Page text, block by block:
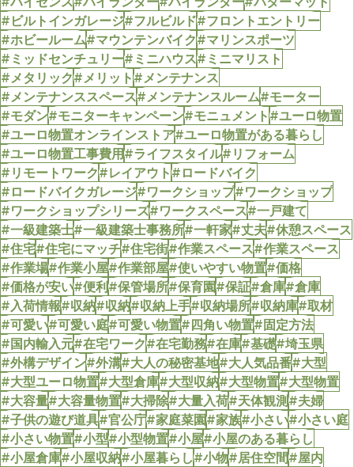
#ビルトインガレージ#フルビルド#フロントエントリー
#ホビールーム#マウンテンバイク#マリンスポーツ
#ミッドセンチュリー#ミニハウス#ミニマリスト
#メタリック#メリット#メンテナンス
#メンテナンススペース#メンテナンスルーム#モーター
#モダン#モニターキャンペーン#モニュメント#ユーロ物置
#ユーロ物置オンラインストア#ユーロ物置がある暮らし
#ユーロ物置工事費用#ライフスタイル#リフォーム
#リモートワーク#レイアウト#ロードバイク
#ロードバイクガレージ#ワークショップ#ワークショップ
#ワークショップシリーズ#ワークスペース#一戸建て
#一級建築士#一級建築士事務所#一軒家#丈夫#休憩スペース
#住宅#住宅にマッチ#住宅街#作業スペース#作業スペース
#作業場#作業小屋#作業部屋#使いやすい物置#価格
#価格が安い#便利#保管場所#保育園#保証#倉庫#倉庫
#入荷情報#収納#収納#収納上手#収納場所#収納庫#取材
#可愛い#可愛い庭#可愛い物置#四角い物置#固定方法
#国内輸入元#在宅ワーク#在宅勤務#在庫#基礎#埼玉県
#外構デザイン#外溝#大人の秘密基地#大人気品番#大型
#大型ユーロ物置#大型倉庫#大型収納#大型物置#大型物置
#大容量#大容量物置#大掃除#大量入荷#天体観測#夫婦
#子供の遊び道具#官公庁#家庭菜園#家族#小さい#小さい庭
#小さい物置#小型#小型物置#小屋#小屋のある暮らし
#小屋倉庫#小屋収納#小屋暮らし#小物#居住空間#屋内